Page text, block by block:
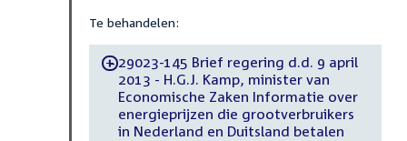
Te behandelen:
-29023-145 Brief regering d.d. 9 april
2013 - H.G.J. Kamp, minister van
Economische Zaken Informatie over
energieprijzen die grootverbruikers
in Nederland en Duitsland betalen